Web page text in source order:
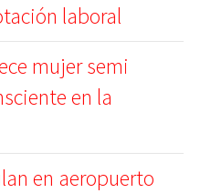
laboral
mujer semi
en la
en aeropuerto